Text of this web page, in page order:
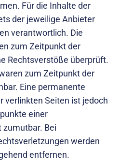
Für die Inhalte der
der jeweilige Anbieter
verantwortlich. Die
zum Zeitpunkt der
Rechtsverstöße überprüft.
zum Zeitpunkt der
Eine permanente
verlinkten Seiten ist jedoch
einer
zumutbar. Bei
werden
entfernen.